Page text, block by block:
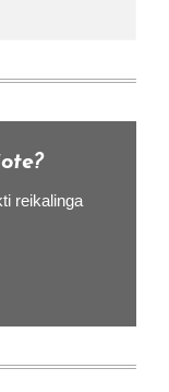
reikalinga